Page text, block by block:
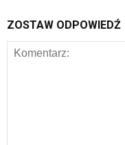
ZOSTAW ODPOWIEDŹ